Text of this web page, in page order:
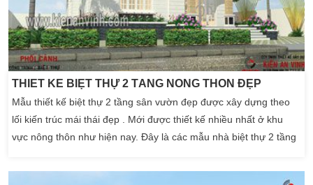
THIẾT KẾ BIỆT THỰ 2 TẦNG NÔNG THÔN ĐẸP
Mẫu thiết kế biệt thự 2 tầng sân vườn đẹp được xây dựng theo
lối kiến trúc mái thái đẹp . Mới được thiết kế nhiều nhất ở khu
vực nông thôn như hiện nay. Đây là các mẫu nhà biệt thự 2 tầng
mẫu nhà yêu thích nhất, phù hợp nhất với nhu cầu và điều kiện